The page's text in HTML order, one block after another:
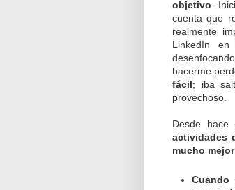
objetivo .
cuenta que
realmente
LinkedIn
hacerme
fácil; iba
provechoso.
Desde
actividades
mucho mejor